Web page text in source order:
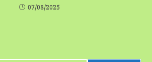
07/08/2025